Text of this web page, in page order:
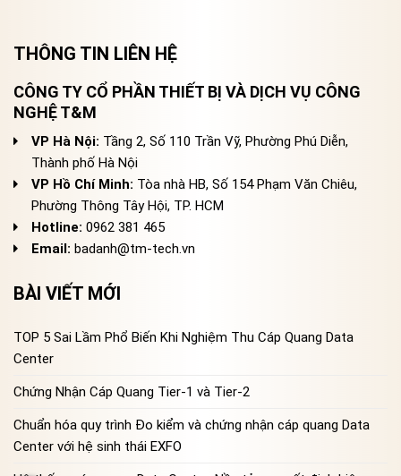
THÔNG TIN LIÊN HỆ
CÔNG TY CỔ PHẦN THIẾT BỊ VÀ DỊCH VỤ CÔNG
NGHỆ T&M
VP Hà Nội: Tầng 2, Số 110 Trần Vỹ, Phường Phú Diễn,
Thành phố Hà Nội
VP Hồ Chí Minh: Tòa nhà HB, Số 154 Phạm Văn Chiêu,
Phường Thông Tây Hội, TP. HCM
Hotline: 0962 381 465
Email: badanh@tm-tech.vn
BÀI VIẾT MỚI
TOP 5 Sai Lầm Phổ Biến Khi Nghiệm Thu Cáp Quang Data
Center
Chứng Nhận Cáp Quang Tier-1 và Tier-2
Chuẩn hóa quy trình Đo kiểm và chứng nhận cáp quang Data
Center với hệ sinh thái EXFO